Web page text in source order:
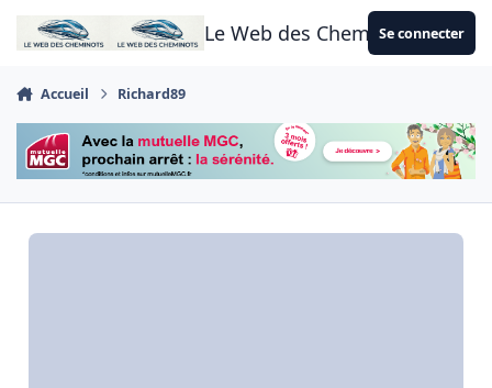
Aller au contenu
Le Web des CheminotsSe connecter
Accueil Richard89